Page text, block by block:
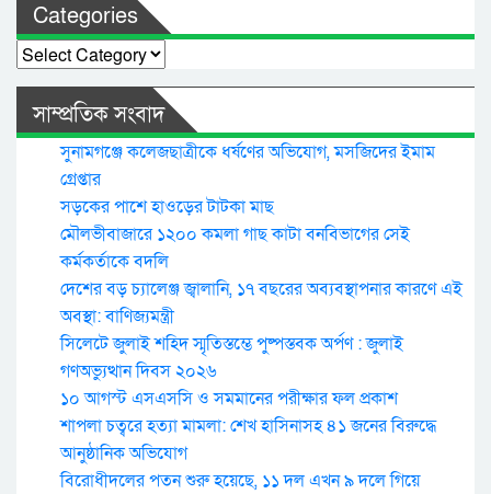
Categories
Categories
সাম্প্রতিক সংবাদ
সুনামগঞ্জে কলেজছাত্রীকে ধর্ষণের অভিযোগ, মসজিদের ইমাম
গ্রেপ্তার
সড়কের পাশে হাওড়ের টাটকা মাছ
মৌলভীবাজারে ১২০০ কমলা গাছ কাটা বনবিভাগের সেই
কর্মকর্তাকে বদলি
দেশের বড় চ্যালেঞ্জ জ্বালানি, ১৭ বছরের অব্যবস্থাপনার কারণে এই
অবস্থা: বাণিজ্যমন্ত্রী
সিলেটে জুলাই শহিদ স্মৃতিস্তম্ভে পুষ্পস্তবক অর্পণ : জুলাই
গণঅভ্যুত্থান দিবস ২০২৬
১০ আগস্ট এসএসসি ও সমমানের পরীক্ষার ফল প্রকাশ
শাপলা চত্বরে হত্যা মামলা: শেখ হাসিনাসহ ৪১ জনের বিরুদ্ধে
আনুষ্ঠানিক অভিযোগ
বিরোধীদলের পতন শুরু হয়েছে, ১১ দল এখন ৯ দলে গিয়ে